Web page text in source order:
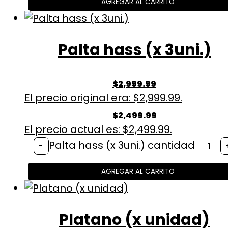
Palta hass (x 3uni.)
$2,999.99
El precio original era: $2,999.99.
$2,499.99
El precio actual es: $2,499.99.
- Palta hass (x 3uni.) cantidad
AGREGAR AL CARRITO
Platano (x unidad)